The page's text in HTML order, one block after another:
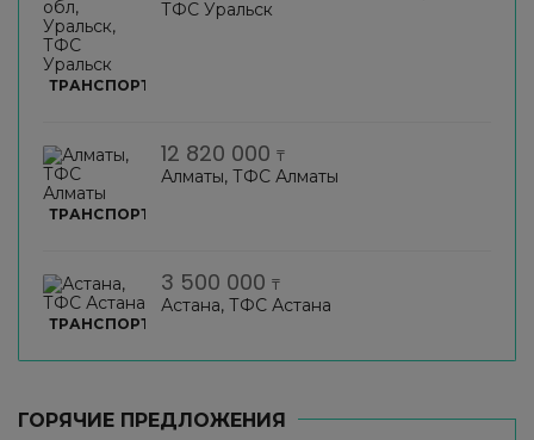
ТРАНСПОРТ
ТФС Уральск
ТРАНСПОРТ
12 820 000 ₸
Алматы, ТФС Алматы
ТРАНСПОРТ
3 500 000 ₸
Астана, ТФС Астана
ГОРЯЧИЕ ПРЕДЛОЖЕНИЯ